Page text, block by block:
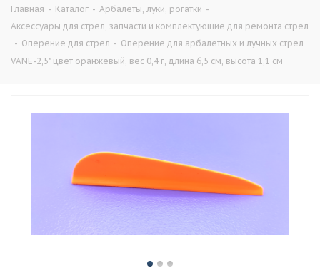
Главная - Каталог - Арбалеты, луки, рогатки -
Аксессуары для стрел, запчасти и комплектующие для ремонта стрел
- Оперение для стрел - Оперение для арбалетных и лучных стрел
VANE-2,5" цвет оранжевый, вес 0,4 г, длина 6,5 см, высота 1,1 см